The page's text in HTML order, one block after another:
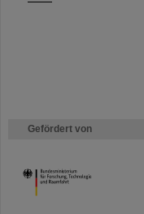
Gefördert von
HMWK